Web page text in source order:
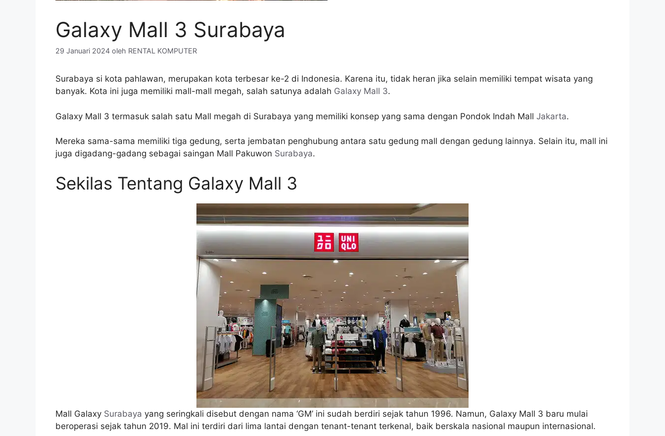
Galaxy Mall 3 Surabaya
29 Januari 2024 oleh RENTAL KOMPUTER
Surabaya si kota pahlawan, merupakan kota terbesar ke-2 di Indonesia. Karena itu, tidak heran jika selain memiliki tempat wisata yang
banyak. Kota ini juga memiliki mall-mall megah, salah satunya adalah Galaxy Mall 3.
Galaxy Mall 3 termasuk salah satu Mall megah di Surabaya yang memiliki konsep yang sama dengan Pondok Indah Mall Jakarta.
Mereka sama-sama memiliki tiga gedung, serta jembatan penghubung antara satu gedung mall dengan gedung lainnya. Selain itu, mall ini
juga digadang-gadang sebagai saingan Mall Pakuwon Surabaya.
Sekilas Tentang Galaxy Mall 3
Mall Galaxy Surabaya yang seringkali disebut dengan nama ‘GM’ ini sudah berdiri sejak tahun 1996. Namun, Galaxy Mall 3 baru mulai
beroperasi sejak tahun 2019. Mal ini terdiri dari lima lantai dengan tenant-tenant terkenal, baik berskala nasional maupun internasional.